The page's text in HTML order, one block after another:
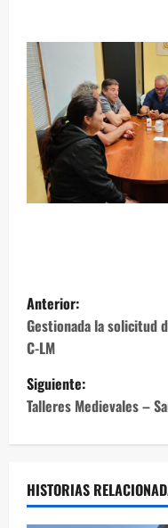
N
a
v
e
g
a
Anterior:
Gestionada la solicitud
C-LM
Siguiente:
Talleres Medievales –
HISTORIAS